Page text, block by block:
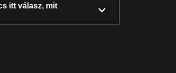
itt válasz, mit